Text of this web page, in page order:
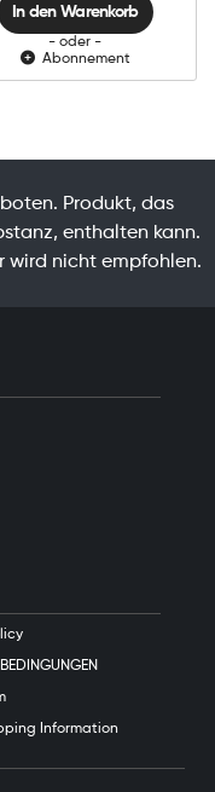
In den Warenkorb
- oder -
Abonnement
Produkt, das
enthalten kann.
wird nicht empfohlen.
Information